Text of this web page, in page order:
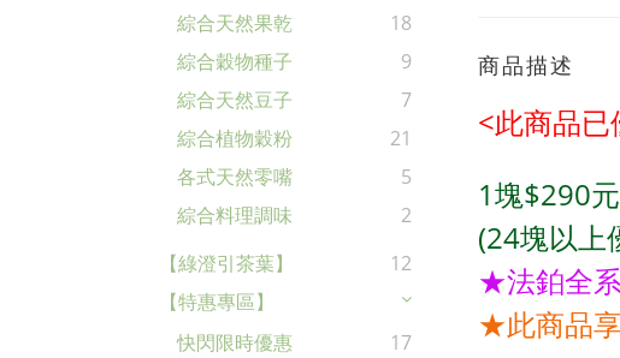
綜合天然果乾
18
綜合穀物種子
9
綜合天然豆子
7
綜合植物穀粉
21
各式天然零嘴
5
綜合料理調味
2
【綠澄引茶葉】
12
【特惠專區】
快閃限時優惠
17
商品描述
<此商品
1塊$290元
(24塊以上
★法鉑全
★此商品